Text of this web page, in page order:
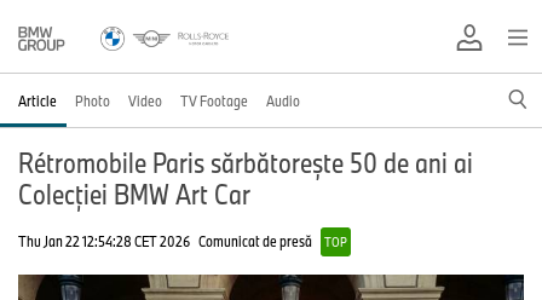
Article Photo Video TV Footage Audio
Rétromobile Paris sărbătorește 50 de ani ai
Colecției BMW Art Car
Thu Jan 22 12:54:28 CET 2026 Comunicat de presă TOP